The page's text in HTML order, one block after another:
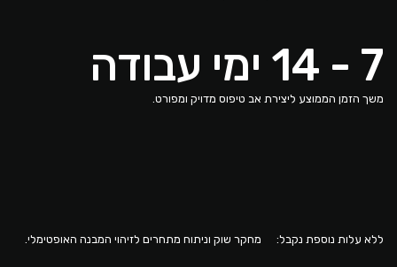
7 - 14 ימי עבודה
משך הזמן הממוצע ליצירת אב טיפוס מדויק ומפורט.
ללא עלות נוספת נקבל: מחקר שוק וניתוח מתחרים לזיהוי המבנה האופטימלי.